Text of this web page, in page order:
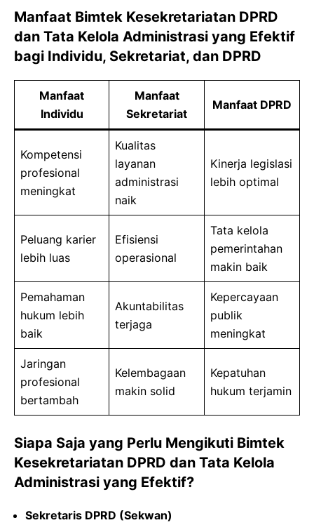
Manfaat Bimtek Kesekretariatan DPRD
dan Tata Kelola Administrasi yang Efektif
bagi Individu, Sekretariat, dan DPRD
Manfaat
Individu
Manfaat
Sekretariat
Manfaat DPRD
Kompetensi
profesional
meningkat
Kualitas
layanan
administrasi
naik
Kinerja legislasi
lebih optimal
Peluang karier
lebih luas
Efisiensi
operasional
Tata kelola
pemerintahan
makin baik
Pemahaman
hukum lebih
baik
Akuntabilitas
terjaga
Kepercayaan
publik
meningkat
Jaringan
profesional
bertambah
Kelembagaan
makin solid
Kepatuhan
hukum terjamin
Siapa Saja yang Perlu Mengikuti Bimtek
Kesekretariatan DPRD dan Tata Kelola
Administrasi yang Efektif?
Sekretaris DPRD (Sekwan)